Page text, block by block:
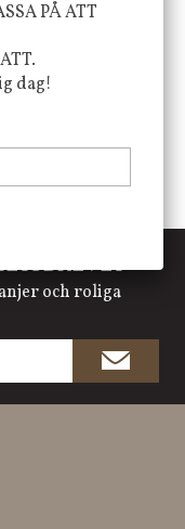
@JBHOME
och roliga
PÅ ATT
dag!